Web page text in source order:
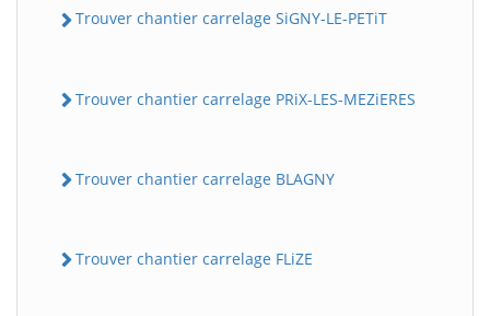
Trouver chantier carrelage SiGNY-LE-PETiT
Trouver chantier carrelage PRiX-LES-MEZiERES
Trouver chantier carrelage BLAGNY
Trouver chantier carrelage FLiZE